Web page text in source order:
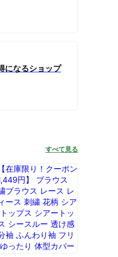
になるショップ
すべて見る